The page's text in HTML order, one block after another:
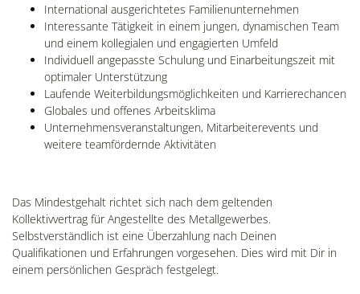
International ausgerichtetes Familienunternehmen
Interessante Tätigkeit in einem jungen, dynamischen Team
und einem kollegialen und engagierten Umfeld
Individuell angepasste Schulung und Einarbeitungszeit mit
optimaler Unterstützung
Laufende Weiterbildungsmöglichkeiten und Karrierechancen
Globales und offenes Arbeitsklima
Unternehmensveranstaltungen, Mitarbeiterevents und
weitere teamfördernde Aktivitäten
Das Mindestgehalt richtet sich nach dem geltenden
Kollektivvertrag für Angestellte des Metallgewerbes.
Selbstverständlich ist eine Überzahlung nach Deinen
Qualifikationen und Erfahrungen vorgesehen. Dies wird mit Dir in
einem persönlichen Gespräch festgelegt.